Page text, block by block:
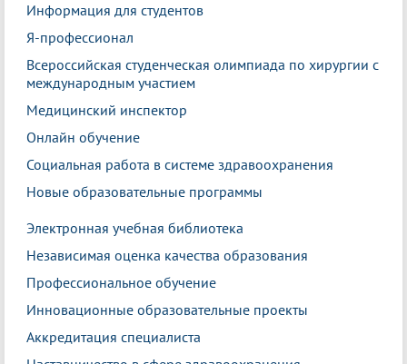
Информация для студентов
Я-профессионал
Всероссийская студенческая олимпиада по хирургии с
международным участием
Медицинский инспектор
Онлайн обучение
Социальная работа в системе здравоохранения
Новые образовательные программы
Электронная учебная библиотека
Независимая оценка качества образования
Профессиональное обучение
Инновационные образовательные проекты
Аккредитация специалиста